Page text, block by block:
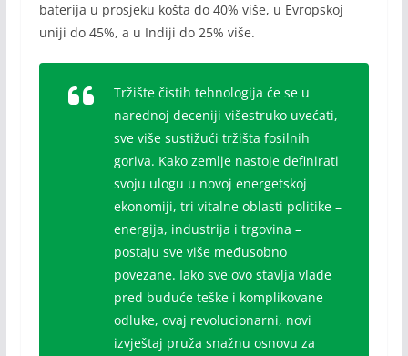
baterija u prosjeku košta do 40% više, u Evropskoj
uniji do 45%, a u Indiji do 25% više.
Tržište čistih tehnologija će se u
narednoj deceniji višestruko uvećati,
sve više sustižući tržišta fosilnih
goriva. Kako zemlje nastoje definirati
svoju ulogu u novoj energetskoj
ekonomiji, tri vitalne oblasti politike –
energija, industrija i trgovina –
postaju sve više međusobno
povezane. Iako sve ovo stavlja vlade
pred buduće teške i komplikovane
odluke, ovaj revolucionarni, novi
izvještaj pruža snažnu osnovu za